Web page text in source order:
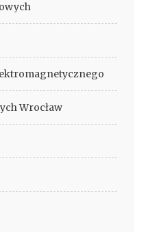
Wrocław